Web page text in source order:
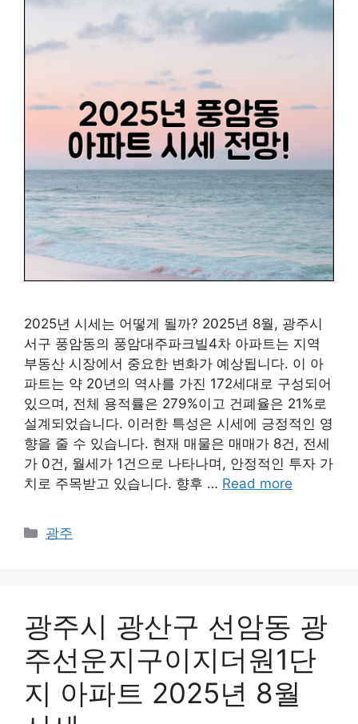
2025년 시세는 어떻게 될까? 2025년 8월, 광주시
서구 풍암동의 풍암대주파크빌4차 아파트는 지역
부동산 시장에서 중요한 변화가 예상됩니다. 이 아
파트는 약 20년의 역사를 가진 172세대로 구성되어
있으며, 전체 용적률은 279%이고 건폐율은 21%로
설계되었습니다. 이러한 특성은 시세에 긍정적인 영
향을 줄 수 있습니다. 현재 매물은 매매가 8건, 전세
가 0건, 월세가 1건으로 나타나며, 안정적인 투자 가
치로 주목받고 있습니다. 향후 … Read more
Categories
광주
광주시 광산구 선암동 광
주선운지구이지더원1단
지 아파트 2025년 8월